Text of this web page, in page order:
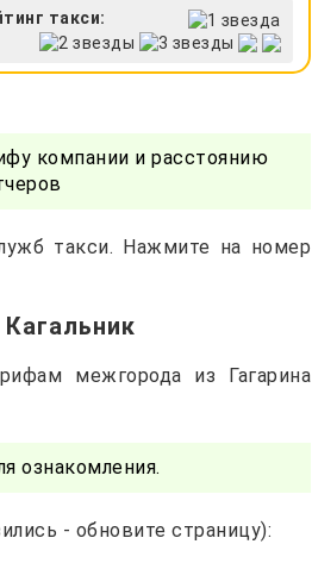
такси:
компании и расстоянию
такси. Нажмите на номер
межгорода из Гагарина
ознакомления.
- обновите страницу):